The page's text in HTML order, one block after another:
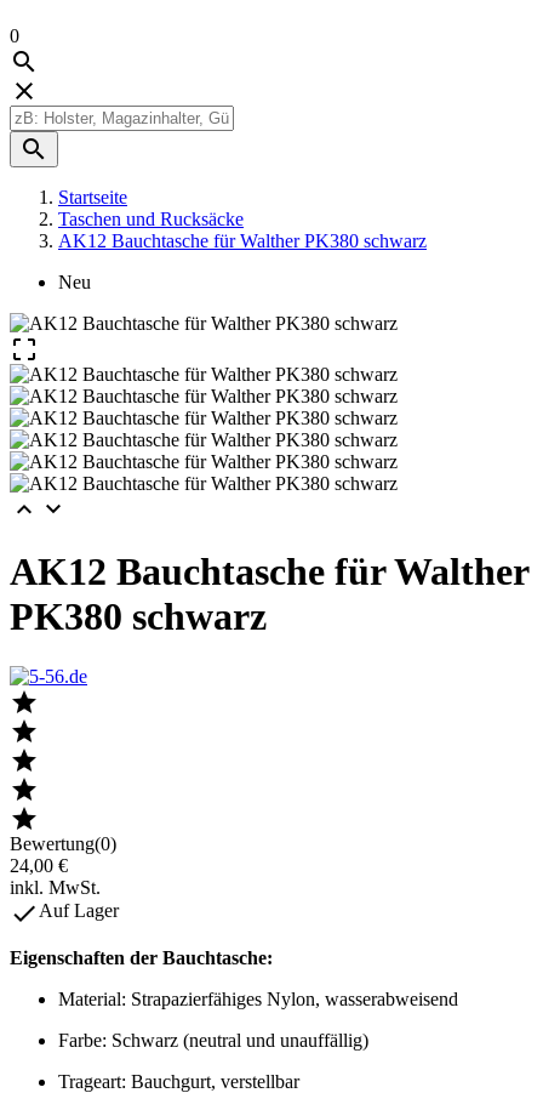
0



Startseite
Taschen und Rucksäcke
AK12 Bauchtasche für Walther PK380 schwarz
Neu

 
AK12 Bauchtasche für Walther
PK380 schwarz





Bewertung(0)
24,00 €
inkl. MwSt.
 Auf Lager
Eigenschaften der Bauchtasche:
Material: Strapazierfähiges Nylon, wasserabweisend
Farbe: Schwarz (neutral und unauffällig)
Trageart: Bauchgurt, verstellbar